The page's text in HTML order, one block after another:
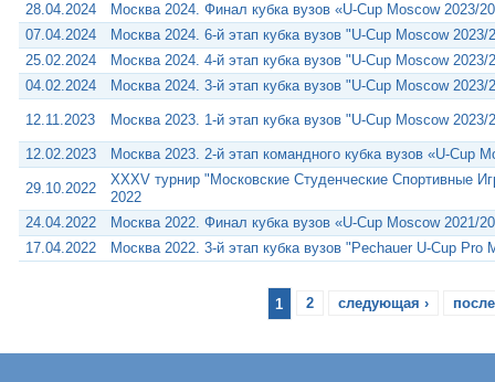
28.04.2024
Москва 2024. Финал кубка вузов «U-Cup Moscow 2023/
07.04.2024
Москва 2024. 6-й этап кубка вузов "U-Cup Moscow 2023/
25.02.2024
Москва 2024. 4-й этап кубка вузов "U-Cup Moscow 2023/
04.02.2024
Москва 2024. 3-й этап кубка вузов "U-Cup Moscow 2023/
12.11.2023 Москва 2023. 1-й этап кубка вузов "U-Cup Moscow 2023/
12.02.2023 Москва 2023. 2-й этап командного кубка вузов «U-Cup
29.10.2022
XXXV турнир "Московские Студенческие Спортивные
2022
24.04.2022
Москва 2022. Финал кубка вузов «U-Cup Moscow 2021/
17.04.2022
Москва 2022. 3-й этап кубка вузов "Pechauer U-Cup Pro
1 2 следующая ›